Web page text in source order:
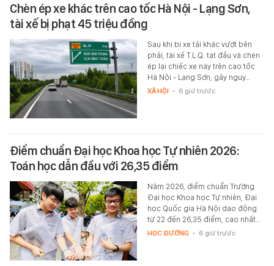
Chèn ép xe khác trên cao tốc Hà Nội - Lạng Sơn,
tài xế bị phạt 45 triệu đồng
Sau khi bị xe tải khác vượt bên
phải, tài xế T.L.Q. tạt đầu và chèn
ép lại chiếc xe này trên cao tốc
Hà Nội - Lạng Sơn, gây nguy…
XÃ HỘI - 6 giờ trước
Điểm chuẩn Đại học Khoa học Tự nhiên 2026:
Toán học dẫn đầu với 26,35 điểm
Năm 2026, điểm chuẩn Trường
Đại học Khoa học Tự nhiên, Đại
học Quốc gia Hà Nội dao động
từ 22 đến 26,35 điểm, cao nhất…
HỌC ĐƯỜNG - 6 giờ trước